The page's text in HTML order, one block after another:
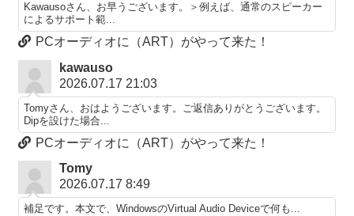
Kawausoさん、お早うございます。＞例えば、通常のスピーカー
によるサポート範...
PCオーディオに（ART）がやって来た！
kawauso
2026.07.17 21:03
Tomyさん、おはようございます。ご返信ありがとうございます。
Dipを設けた場合...
PCオーディオに（ART）がやって来た！
Tomy
2026.07.17 8:49
補足です。本文で、WindowsのVirtual Audio Deviceで何も...